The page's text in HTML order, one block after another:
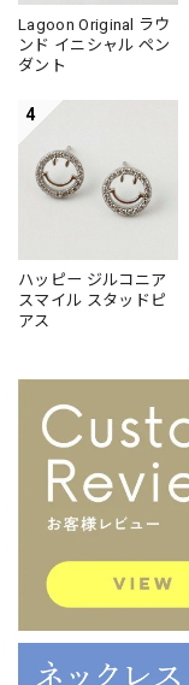
Lagoon Original ラウ
ンド イニシャル ペン
ダント
4
ハッピー ジルコニア
スマイル スタッドピ
アス